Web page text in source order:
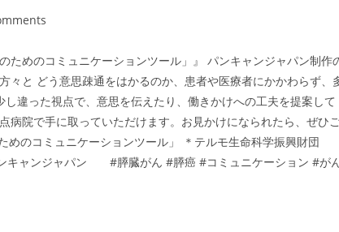
ためのコミュニケーションツール」』 パンキャンジャパン制作
々と どう意思疎通をはかるのか、患者や医療者にかかわらず、
違った視点で、意思を伝えたり、働きかけへの工夫を提案して
病院で手に取っていただけます。お見かけになられたら、ぜひ
のコミュニケーションツール」 ＊テルモ生命科学振興財団
キャンジャパン #膵臓がん #膵癌 #コミュニケーション #が